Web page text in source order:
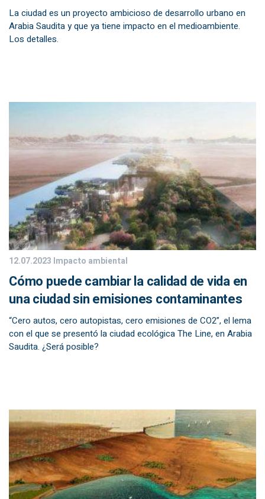
La ciudad es un proyecto ambicioso de desarrollo urbano en
Arabia Saudita y que ya tiene impacto en el medioambiente.
Los detalles.
12.07.2023 Impacto ambiental
Cómo puede cambiar la calidad de vida en
una ciudad sin emisiones contaminantes
“Cero autos, cero autopistas, cero emisiones de CO2”, el lema
con el que se presentó la ciudad ecológica The Line, en Arabia
Saudita. ¿Será posible?